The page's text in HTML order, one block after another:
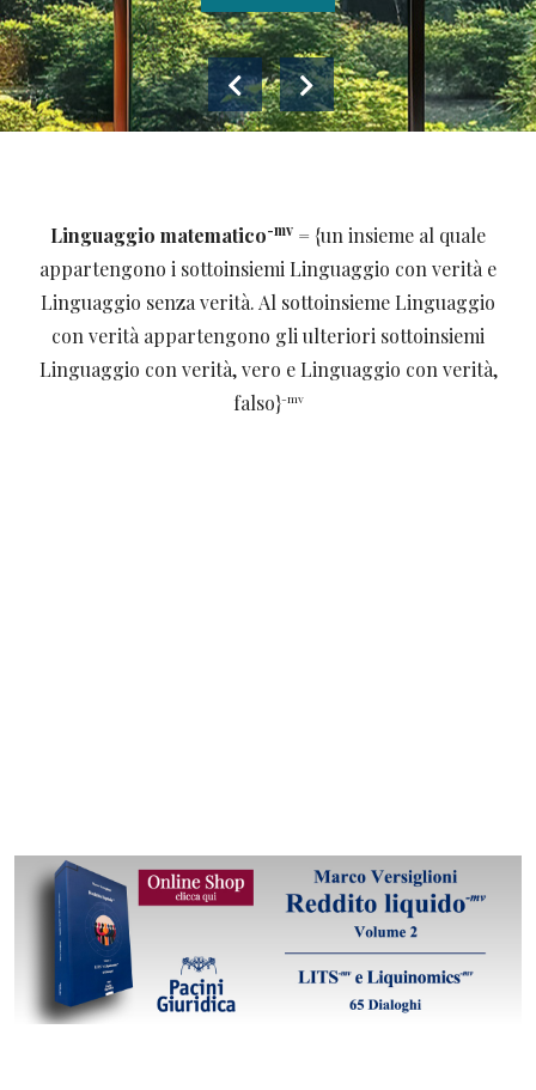
Leggi tutto
Leggi tutto
Leggi tutto
Linguaggio matematico-mv = {un insieme al quale
appartengono i sottoinsiemi Linguaggio con verità e
Linguaggio senza verità. Al sottoinsieme Linguaggio
con verità appartengono gli ulteriori sottoinsiemi
Linguaggio con verità, vero e Linguaggio con verità,
falso}-mv